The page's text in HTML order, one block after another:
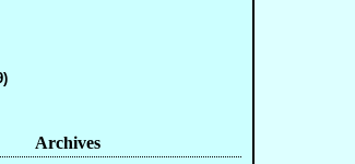
Archives